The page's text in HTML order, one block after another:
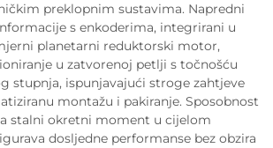
preklopnim sustavima. Napredni
s enkoderima, integrirani u
planetarni reduktorski motor,
u zatvorenoj petlji s točnošću
stupnja, ispunjavajući stroge zahtjeve
montažu i pakiranje. Sposobnost
stalni okretni moment u cijelom
dosljedne performanse bez obzira